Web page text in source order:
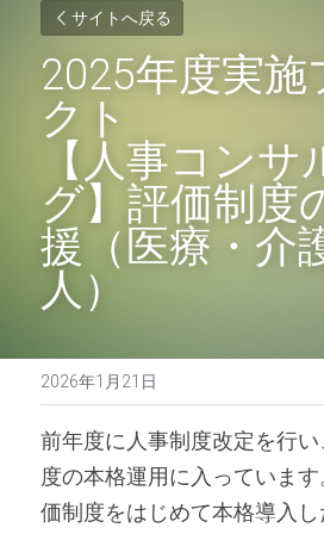
サイトへ戻る
2025年度実施
クト
【人事コンサ
グ】評価制度
援（医療・介
人）
2026年1月21日
前年度に人事制度改定を行い
度の本格運用に入っていま
価制度をはじめて本格導入し